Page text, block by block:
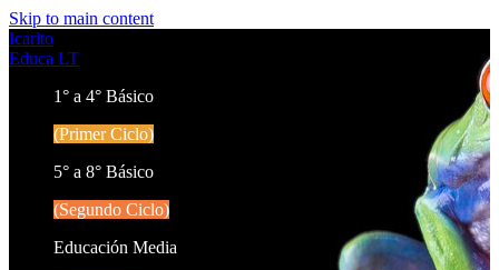
Skip to main content
Icarito
Educa LT
1° a 4° Básico
(Primer Ciclo)
5° a 8° Básico
(Segundo Ciclo)
Educación Media